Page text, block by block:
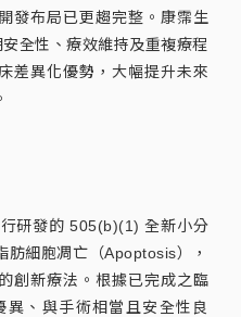
發布局已更趨完整。康霈生
全性、療效維持及重複療程
差異化優勢，大幅提升未來
研發的 505(b)(1) 全新小分
細胞凋亡（Apoptosis），
創新療法。根據已完成之臨
異、與手術相當且安全性良